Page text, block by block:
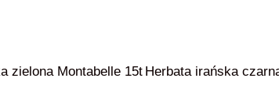
zielona Montabelle 15t Herbata irańska